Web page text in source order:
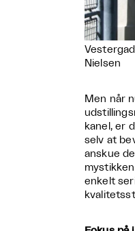
Nielsen
Men når
kanel, er
selv at
anskue
enkelt